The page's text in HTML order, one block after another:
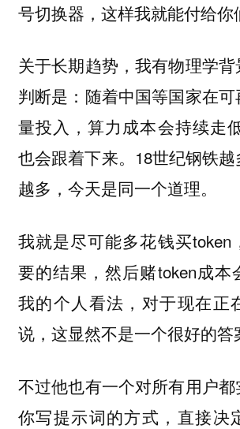
号切换器，这样我就能付给你
关于长期趋势，我有物理学
判断是：随着中国等国家在
量投入，算力成本会持续走
也会跟着下来。18世纪钢铁
越多，今天是同一个道理。
我就是尽可能多花钱买token
要的结果，然后赌token成本
我的个人看法，对于现在正
说，这显然不是一个很好的答
不过他也有一个对所有用户都
你写提示词的方式，直接决